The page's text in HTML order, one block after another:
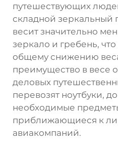
путешествующих
складной зеркальный
весит значительно
зеркало и гребень, что
общему снижению
преимущество в весе
деловых
перевозят ноутбуки,
необходимые
приближающиеся к
авиакомпаний.